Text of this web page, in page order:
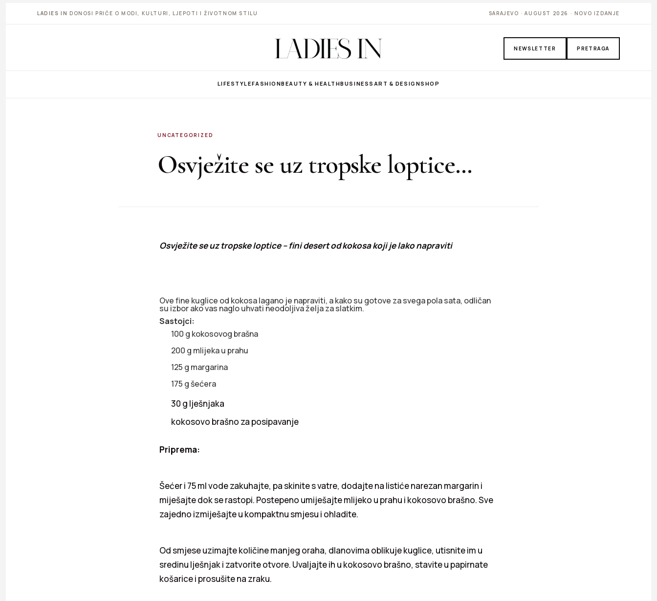
LADIES IN DONOSI PRIČE O MODI, KULTURI, LJEPOTI I ŽIVOTNOM STILU SARAJEVO · AUGUST 2026 · NOVO IZDANJE
NEWSLETTER PRETRAGA
LIFESTYLEFASHIONBEAUTY & HEALTHBUSINESS ART & DESIGNSHOP
UNCATEGORIZED
Osvježite se uz tropske loptice…
Osvježite se uz tropske loptice – fini desert od kokosa koji je lako napraviti
Ove fine kuglice od kokosa lagano je napraviti, a kako su gotove za svega pola sata, odličan
su izbor ako vas naglo uhvati neodoljiva želja za slatkim.
Sastojci:
100 g kokosovog brašna
200 g mlijeka u prahu
125 g margarina
175 g šećera
30 g lješnjaka
kokosovo brašno za posipavanje
Priprema:
Šećer i 75 ml vode zakuhajte, pa skinite s vatre, dodajte na listiće narezan margarin i
miješajte dok se rastopi. Postepeno umiješajte mlijeko u prahu i kokosovo brašno. Sve
zajedno izmiješajte u kompaktnu smjesu i ohladite.
Od smjese uzimajte količine manjeg oraha, dlanovima oblikuje kuglice, utisnite im u
sredinu lješnjak i zatvorite otvore. Uvaljajte ih u kokosovo brašno, stavite u papirnate
košarice i prosušite na zraku.